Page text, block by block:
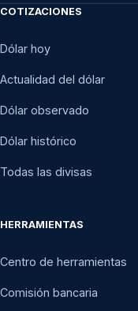
COTIZACIONES
Dólar hoy
Actualidad del dólar
Dólar observado
Dólar histórico
Todas las divisas
HERRAMIENTAS
Centro de herramientas
Comisión bancaria